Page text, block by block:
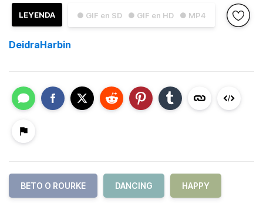
● GIF en SD ● GIF en HD ● MP4
LEYENDA
DeidraHarbin
BETO O ROURKE DANCING HAPPY